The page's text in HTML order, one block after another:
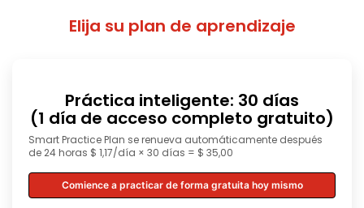
Elija su plan de aprendizaje
Práctica inteligente: 30 días
(1 día de acceso completo gratuito)
Smart Practice Plan se renueva automáticamente después
de 24 horas $ 1,17/día × 30 días = $ 35,00
Comience a practicar de forma gratuita hoy mismo